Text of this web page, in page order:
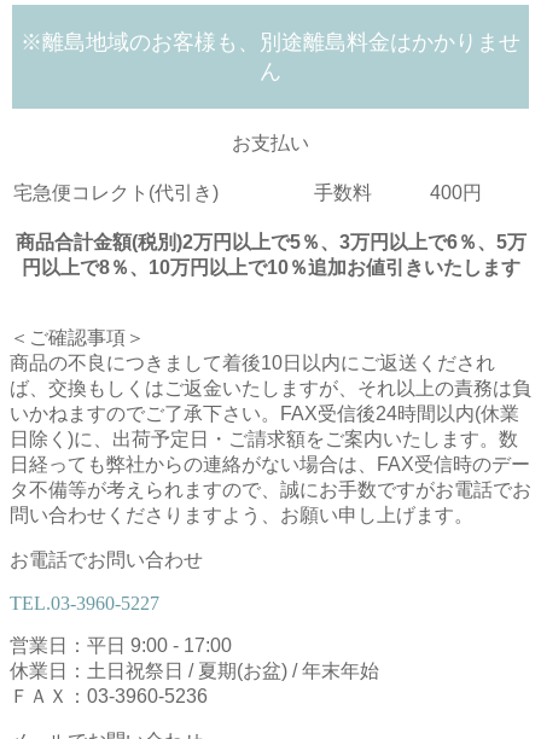
※離島地域のお客様も、別途離島料金はかかりませ
ん
お支払い
宅急便コレクト(代引き) 手数料 400円
商品合計金額(税別)2万円以上で5％、3万円以上で6％、5万
円以上で8％、10万円以上で10％追加お値引きいたします
＜ご確認事項＞
商品の不良につきまして着後10日以内にご返送くだされ
ば、交換もしくはご返金いたしますが、それ以上の責務は負
いかねますのでご了承下さい。FAX受信後24時間以内(休業
日除く)に、出荷予定日・ご請求額をご案内いたします。数
日経っても弊社からの連絡がない場合は、FAX受信時のデー
タ不備等が考えられますので、誠にお手数ですがお電話でお
問い合わせくださりますよう、お願い申し上げます。
お電話でお問い合わせ
TEL.03-3960-5227
営業日：平日 9:00 - 17:00
休業日：土日祝祭日 / 夏期(お盆) / 年末年始
ＦＡＸ：03-3960-5236